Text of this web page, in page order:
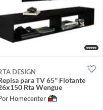
DESIGN
para TV 65'' Flotante
Rta Wengue
Homecenter